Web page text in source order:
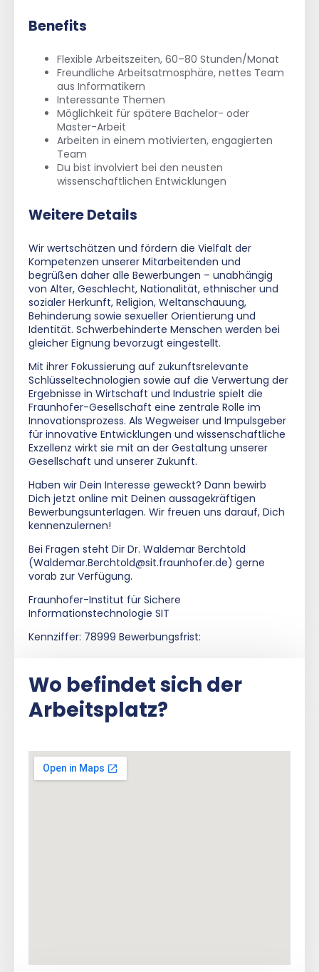
Benefits
Flexible Arbeitszeiten, 60–80 Stunden/Monat
Freundliche Arbeitsatmosphäre, nettes Team
aus Informatikern
Interessante Themen
Möglichkeit für spätere Bachelor- oder
Master-Arbeit
Arbeiten in einem motivierten, engagierten
Team
Du bist involviert bei den neusten
wissenschaftlichen Entwicklungen
Weitere Details
Wir wertschätzen und fördern die Vielfalt der
Kompetenzen unserer Mitarbeitenden und
begrüßen daher alle Bewerbungen – unabhängig
von Alter, Geschlecht, Nationalität, ethnischer und
sozialer Herkunft, Religion, Weltanschauung,
Behinderung sowie sexueller Orientierung und
Identität. Schwerbehinderte Menschen werden bei
gleicher Eignung bevorzugt eingestellt.
Mit ihrer Fokussierung auf zukunftsrelevante
Schlüsseltechnologien sowie auf die Verwertung der
Ergebnisse in Wirtschaft und Industrie spielt die
Fraunhofer-Gesellschaft eine zentrale Rolle im
Innovationsprozess. Als Wegweiser und Impulsgeber
für innovative Entwicklungen und wissenschaftliche
Exzellenz wirkt sie mit an der Gestaltung unserer
Gesellschaft und unserer Zukunft.
Haben wir Dein Interesse geweckt? Dann bewirb
Dich jetzt online mit Deinen aussagekräftigen
Bewerbungsunterlagen. Wir freuen uns darauf, Dich
kennenzulernen!
Bei Fragen steht Dir Dr. Waldemar Berchtold
(Waldemar.Berchtold@sit.fraunhofer.de) gerne
vorab zur Verfügung.
Fraunhofer-Institut für Sichere
Informationstechnologie SIT
Kennziffer: 78999 Bewerbungsfrist:
Wo befindet sich der
Arbeitsplatz?